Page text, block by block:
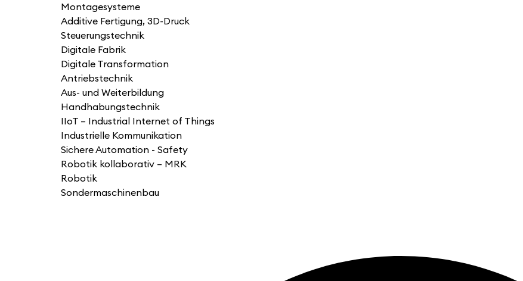
Montagesysteme
Additive Fertigung, 3D-Druck
Steuerungstechnik
Digitale Fabrik
Digitale Transformation
Antriebstechnik
Aus- und Weiterbildung
Handhabungstechnik
IIoT – Industrial Internet of Things
Industrielle Kommunikation
Sichere Automation - Safety
Robotik kollaborativ – MRK
Robotik
Sondermaschinenbau